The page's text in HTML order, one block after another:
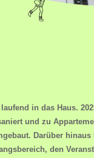
in das Haus.
und zu
Darüber hinaus
den